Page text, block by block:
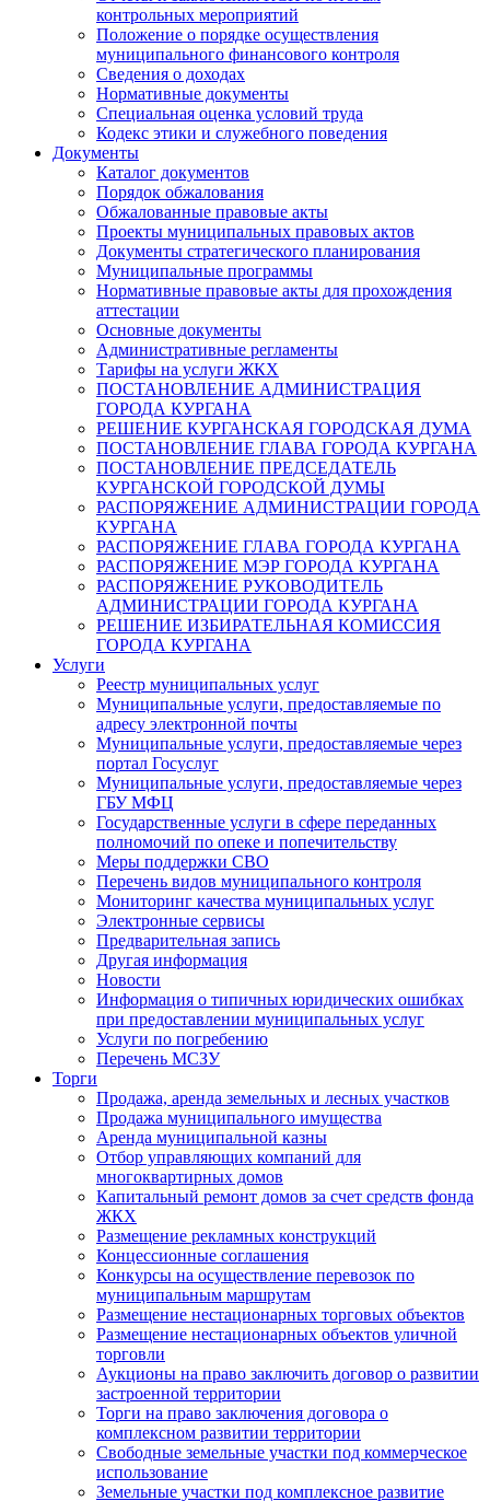
контрольных мероприятий
Положение о порядке осуществления
муниципального финансового контроля
Сведения о доходах
Нормативные документы
Специальная оценка условий труда
Кодекс этики и служебного поведения
Документы
Каталог документов
Порядок обжалования
Обжалованные правовые акты
Проекты муниципальных правовых актов
Документы стратегического планирования
Муниципальные программы
Нормативные правовые акты для прохождения
аттестации
Основные документы
Административные регламенты
Тарифы на услуги ЖКХ
ПОСТАНОВЛЕНИЕ АДМИНИСТРАЦИЯ
ГОРОДА КУРГАНА
РЕШЕНИЕ КУРГАНСКАЯ ГОРОДСКАЯ ДУМА
ПОСТАНОВЛЕНИЕ ГЛАВА ГОРОДА КУРГАНА
ПОСТАНОВЛЕНИЕ ПРЕДСЕДАТЕЛЬ
КУРГАНСКОЙ ГОРОДСКОЙ ДУМЫ
РАСПОРЯЖЕНИЕ АДМИНИСТРАЦИИ ГОРОДА
КУРГАНА
РАСПОРЯЖЕНИЕ ГЛАВА ГОРОДА КУРГАНА
РАСПОРЯЖЕНИЕ МЭР ГОРОДА КУРГАНА
РАСПОРЯЖЕНИЕ РУКОВОДИТЕЛЬ
АДМИНИСТРАЦИИ ГОРОДА КУРГАНА
РЕШЕНИЕ ИЗБИРАТЕЛЬНАЯ КОМИССИЯ
ГОРОДА КУРГАНА
Услуги
Реестр муниципальных услуг
Муниципальные услуги, предоставляемые по
адресу электронной почты
Муниципальные услуги, предоставляемые через
портал Госуслуг
Муниципальные услуги, предоставляемые через
ГБУ МФЦ
Государственные услуги в сфере переданных
полномочий по опеке и попечительству
Меры поддержки СВО
Перечень видов муниципального контроля
Мониторинг качества муниципальных услуг
Электронные сервисы
Предварительная запись
Другая информация
Новости
Информация о типичных юридических ошибках
при предоставлении муниципальных услуг
Услуги по погребению
Перечень МСЗУ
Торги
Продажа, аренда земельных и лесных участков
Продажа муниципального имущества
Аренда муниципальной казны
Отбор управляющих компаний для
многоквартирных домов
Капитальный ремонт домов за счет средств фонда
ЖКХ
Размещение рекламных конструкций
Концессионные соглашения
Конкурсы на осуществление перевозок по
муниципальным маршрутам
Размещение нестационарных торговых объектов
Размещение нестационарных объектов уличной
торговли
Аукционы на право заключить договор о развитии
застроенной территории
Торги на право заключения договора о
комплексном развитии территории
Свободные земельные участки под коммерческое
использование
Земельные участки под комплексное развитие